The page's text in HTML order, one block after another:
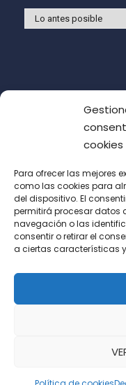
cookies
Para ofrecer las mejores
como las cookies para
del dispositivo. El
permitirá procesar datos
navegación o las
consentir o retirar el
a ciertas características
Acepto las